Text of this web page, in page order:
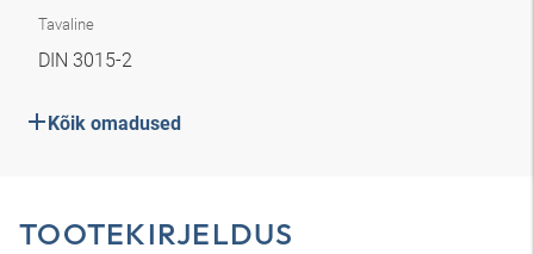
Tavaline
DIN 3015-2
Kõik omadused
TOOTEKIRJELDUS